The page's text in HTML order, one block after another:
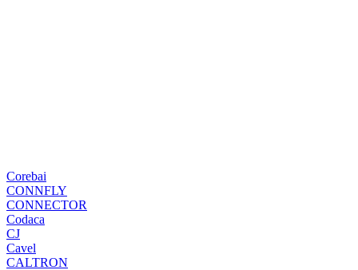
Corebai
CONNFLY
CONNECTOR
Codaca
CJ
Cavel
CALTRON